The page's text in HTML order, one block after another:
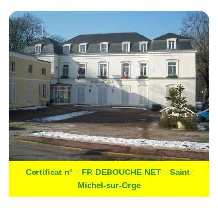
Certificat n° – FR-DEBOUCHE-NET – Saint-
Michel-sur-Orge